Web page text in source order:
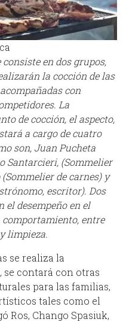
consiste en dos grupos,
la cocción de las
con
La
de cocción, el aspecto,
a cargo de cuatro
son, Juan Pucheta
Santarcieri, (Sommelier
de carnes) y
escritor). Dos
el desempeño en el
comportamiento, entre
limpieza.
se realiza la
se contará con otras
para las familias,
tales como el
Ros, Chango Spasiuk,